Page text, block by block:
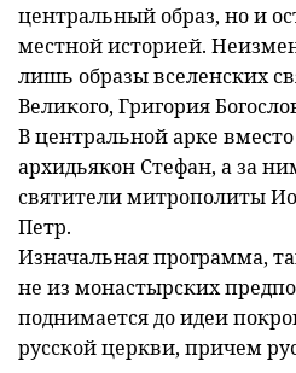
центральный образ, но и
местной историей.
лишь образы вселенских
Великого, Григория
В центральной арке
архидьякон Стефан, а за
святители митрополиты
Петр.
Изначальная программа,
не из монастырских
поднимается до идеи
русской церкви, причем